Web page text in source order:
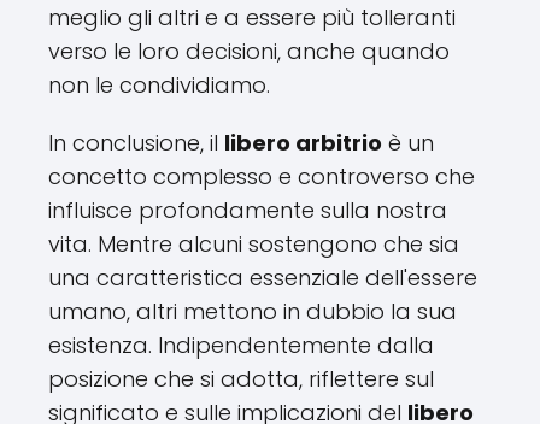
meglio gli altri e a essere più tolleranti
verso le loro decisioni, anche quando
non le condividiamo.
In conclusione, il libero arbitrio è un
concetto complesso e controverso che
influisce profondamente sulla nostra
vita. Mentre alcuni sostengono che sia
una caratteristica essenziale dell'essere
umano, altri mettono in dubbio la sua
esistenza. Indipendentemente dalla
posizione che si adotta, riflettere sul
significato e sulle implicazioni del libero